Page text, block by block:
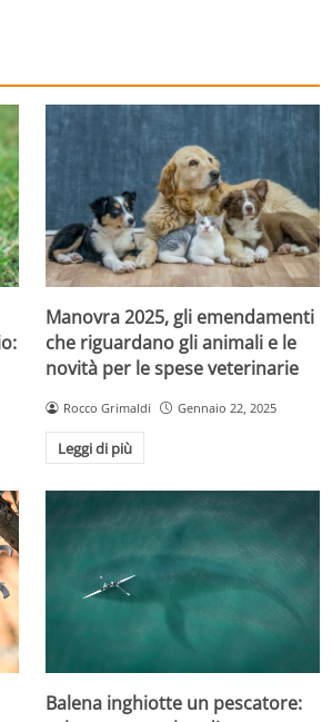
Manovra 2025, gli emendamenti
che riguardano gli animali e le
novità per le spese veterinarie
Rocco Grimaldi Gennaio 22, 2025
Leggi di più
Balena inghiotte un pescatore: